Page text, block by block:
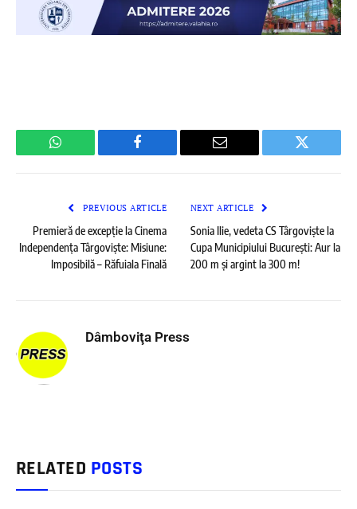
WhatsApp Facebook Email Twitter
PREVIOUS ARTICLE
Premieră de excepție la Cinema
Independența Târgoviște: Misiune:
Imposibilă – Răfuiala Finală
NEXT ARTICLE
Sonia Ilie, vedeta CS Târgoviște la
Cupa Municipiului București: Aur la
200 m și argint la 300 m!
Dâmboviţa Press
RELATED POSTS